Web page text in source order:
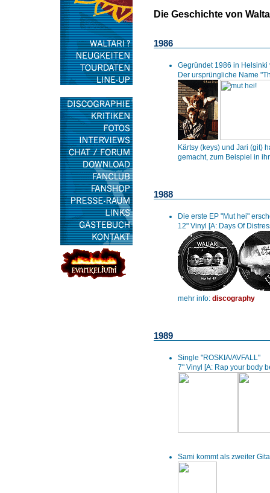
Die Geschichte von
1986
Gegründet 1986 in Helsinki
Der ursprüngliche Name
Kärtsy (keys) und Jari (git)
gemacht, zum Beispiel in
1988
Die erste EP "Mut hei"
12" Vinyl [A: Days Of
mehr info: discography
1989
Single "ROSKIA/AVFALL"
7" Vinyl [A: Rap your body
Sami kommt als zweiter